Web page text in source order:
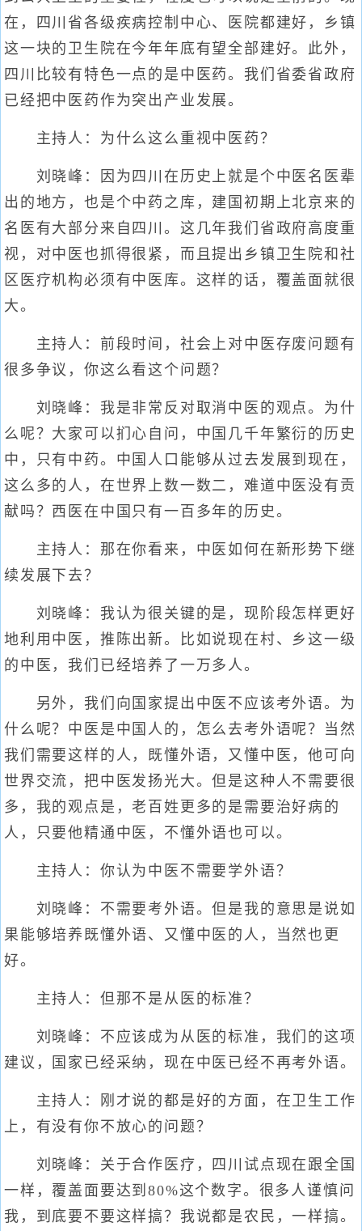
在，四川省各级疾病控制中心、医院都建好，乡镇
这一块的卫生院在今年年底有望全部建好。此外，
四川比较有特色一点的是中医药。我们省委省政府
已经把中医药作为突出产业发展。
主持人：为什么这么重视中医药？
刘晓峰：因为四川在历史上就是个中医名医辈
出的地方，也是个中药之库，建国初期上北京来的
名医有大部分来自四川。这几年我们省政府高度重
视，对中医也抓得很紧，而且提出乡镇卫生院和社
区医疗机构必须有中医库。这样的话，覆盖面就很
大。
主持人：前段时间，社会上对中医存废问题有
很多争议，你这么看这个问题？
刘晓峰：我是非常反对取消中医的观点。为什
么呢？大家可以扪心自问，中国几千年繁衍的历史
中，只有中药。中国人口能够从过去发展到现在，
这么多的人，在世界上数一数二，难道中医没有贡
献吗？西医在中国只有一百多年的历史。
主持人：那在你看来，中医如何在新形势下继
续发展下去？
刘晓峰：我认为很关键的是，现阶段怎样更好
地利用中医，推陈出新。比如说现在村、乡这一级
的中医，我们已经培养了一万多人。
另外，我们向国家提出中医不应该考外语。为
什么呢？中医是中国人的，怎么去考外语呢？当然
我们需要这样的人，既懂外语，又懂中医，他可向
世界交流，把中医发扬光大。但是这种人不需要很
多，我的观点是，老百姓更多的是需要治好病的
人，只要他精通中医，不懂外语也可以。
主持人：你认为中医不需要学外语？
刘晓峰：不需要考外语。但是我的意思是说如
果能够培养既懂外语、又懂中医的人，当然也更
好。
主持人：但那不是从医的标准？
刘晓峰：不应该成为从医的标准，我们的这项
建议，国家已经采纳，现在中医已经不再考外语。
主持人：刚才说的都是好的方面，在卫生工作
上，有没有你不放心的问题？
刘晓峰：关于合作医疗，四川试点现在跟全国
一样，覆盖面要达到80%这个数字。很多人谨慎问
我，到底要不要这样搞？我说都是农民，一样搞。